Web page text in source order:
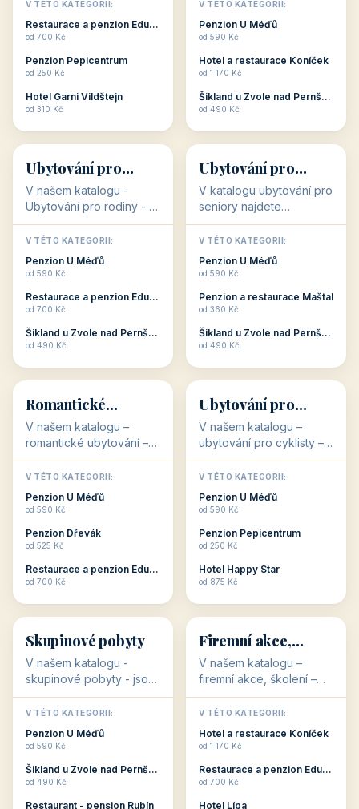
dovolenou přímo
souvisejí. Aktivní
odpočinek jso...
V TÉTO KATEGORII:
Restaurace a penzion Eduard
od 700 Kč
Penzion Pepicentrum
od 250 Kč
Hotel Garni Vildštejn
od 310 Kč
cenově dostupné
ubytování v ČR. Budete
c...
V TÉTO KATEGORII:
Penzion U Méďů
od 590 Kč
Hotel a restaurace Koníček
od 1 170 Kč
Šikland u Zvole nad Pernštejnem
od 490 Kč
👨‍👩‍👧‍👦
👨‍👩‍👧‍👦
34 objektů
Ubytování pro
rodiny
V našem katalogu -
Ubytování pro rodiny -
jsou pro Vás připraveny
objekty, které svojí
polohou či vybaveností,
nabízí klidné ubytování
V TÉTO KATEGORII:
Penzion U Méďů
od 590 Kč
Restaurace a penzion Eduard
od 700 Kč
Šikland u Zvole nad Pernštejnem
od 490 Kč
🧓
🧓
33 objektů
Ubytování pro
seniory
V katalogu ubytování pro
seniory najdete
penziony a hotely, které
jsou přizpůsobeny pro
ubytování klientů vyššího
věku. Některé z nich
V TÉTO KATEGORII:
Penzion U Méďů
od 590 Kč
Penzion a restaurace Maštal
od 360 Kč
Šikland u Zvole nad Pernštejnem
od 490 Kč
💕
💕
Romantické
ubytování
V našem katalogu –
romantické ubytování –
jsou pro Vás připraveny
objekty, které svojí
stavbou, polohou anebo
zaměřením nabízí
Romantické ...
V TÉTO KATEGORII:
Penzion U Méďů
od 590 Kč
Penzion Dřevák
od 525 Kč
Restaurace a penzion Eduard
od 700 Kč
🚴
🚴
32 objektů
Ubytování pro
cyklisty
V našem katalogu –
ubytování pro cyklisty –
jsou pro Vás připraveny
objekty, které jsou na
milovníky cykloturistiky
připraveny. Většinou mají
V TÉTO KATEGORII:
Penzion U Méďů
od 590 Kč
Penzion Pepicentrum
od 250 Kč
Hotel Happy Star
od 875 Kč
👥
👥
32 objektů
Skupinové pobyty
V našem katalogu -
skupinové pobyty - jsou
pro Vás připraveny
objekty, které nabízí
ubytování skupin v
penzionech, hotelích a
Budete překva...
V TÉTO KATEGORII:
Penzion U Méďů
od 590 Kč
Šikland u Zvole nad Pernštejnem
od 490 Kč
Restaurant - pension Rubín
💼
💼
31 objektů
Firemní akce,
školení
V našem katalogu –
firemní akce, školení –
jsou pro Vás připraveny
objekty, které mají
zkušenosti pořádat i
menší firemní akce a
ob...
V TÉTO KATEGORII:
Hotel a restaurace Koníček
od 1 170 Kč
Restaurace a penzion Eduard
od 700 Kč
Hotel Lípa